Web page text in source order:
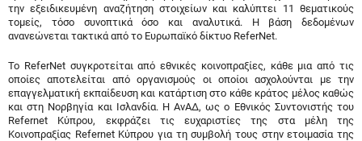
την εξειδικευμένη αναζήτηση στοιχείων και καλύπτει 11 θεματικούς
τομείς, τόσο συνοπτικά όσο και αναλυτικά. Η βάση δεδομένων
ανανεώνεται τακτικά από το Ευρωπαϊκό δίκτυο ReferNet.
Το ReferNet συγκροτείται από εθνικές κοινοπραξίες, κάθε μια από τις
οποίες αποτελείται από οργανισμούς οι οποίοι ασχολούνται με την
επαγγελματική εκπαίδευση και κατάρτιση στο κάθε κράτος μέλος καθώς
και στη Νορβηγία και Ισλανδία. Η ΑνΑΔ, ως ο Εθνικός Συντονιστής του
Refernet Κύπρου, εκφράζει τις ευχαριστίες της στα μέλη της
Κοινοπραξίας Refernet Κύπρου για τη συμβολή τους στην ετοιμασία της